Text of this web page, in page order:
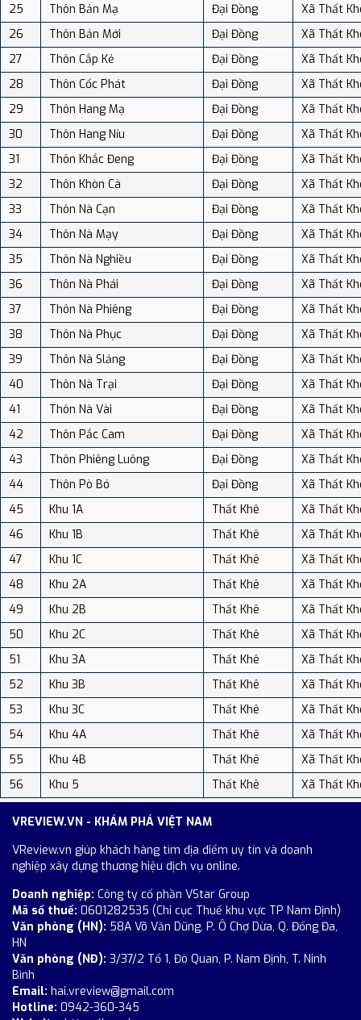
25
Thôn Bản Mạ Đại Đồng
Xã Thất
26
Thôn Bản Mới Đại Đồng
Xã Thất
27
Thôn Cắp Kẻ Đại Đồng
Xã Thất
28
Thôn Cốc Phát Đại Đồng
Xã Thất
29
Thôn Hang Mạ Đại Đồng
Xã Thất
30
Thôn Hang Nỉu Đại Đồng
Xã Thất
31
Thôn Khắc Đeng Đại Đồng
Xã Thất
32
Thôn Khòn Cà Đại Đồng
Xã Thất
33
Thôn Nà Cạn Đại Đồng
Xã Thất
34
Thôn Nà Mạy Đại Đồng
Xã Thất
35
Thôn Nà Nghiều Đại Đồng
Xã Thất
36
Thôn Nà Phái Đại Đồng
Xã Thất
37
Thôn Nà Phiêng Đại Đồng
Xã Thất
38
Thôn Nà Phục Đại Đồng
Xã Thất
39
Thôn Nà Slảng Đại Đồng
Xã Thất
40
Thôn Nà Trại Đại Đồng
Xã Thất
41
Thôn Nà Vài Đại Đồng
Xã Thất
42
Thôn Pắc Cam Đại Đồng
Xã Thất
43
Thôn Phiêng Luông Đại Đồng
Xã Thất
44
Thôn Pò Bó Đại Đồng
Xã Thất
45
Khu 1A Thất Khê
Xã Thất
46
Khu 1B Thất Khê
Xã Thất
47
Khu 1C Thất Khê
Xã Thất
48
Khu 2A Thất Khê
Xã Thất
49
Khu 2B Thất Khê
Xã Thất
50
Khu 2C Thất Khê
Xã Thất
51
Khu 3A Thất Khê
Xã Thất
52
Khu 3B Thất Khê
Xã Thất
53
Khu 3C Thất Khê
Xã Thất
54
Khu 4A Thất Khê
Xã Thất
55
Khu 4B Thất Khê
Xã Thất
56
Khu 5 Thất Khê Xã Thất
VREVIEW.VN - KHÁM PHÁ VIỆT NAM
VReview.vn giúp khách hàng tìm địa điểm uy tín và doanh
nghiệp xây dựng thương hiệu dịch vụ online.
Doanh nghiệp: Công ty cổ phần VStar Group
Mã số thuế: 0601282535 (Chi cục Thuế khu vực TP Nam Định)
Văn phòng (HN): 58A Võ Văn Dũng, P. Ô Chợ Dừa, Q. Đống Đa,
HN
Văn phòng (NĐ): 3/37/2 Tổ 1, Đò Quan, P. Nam Định, T. Ninh
Bình
Email: hai.vreview@gmail.com
Hotline: 0942-360-345